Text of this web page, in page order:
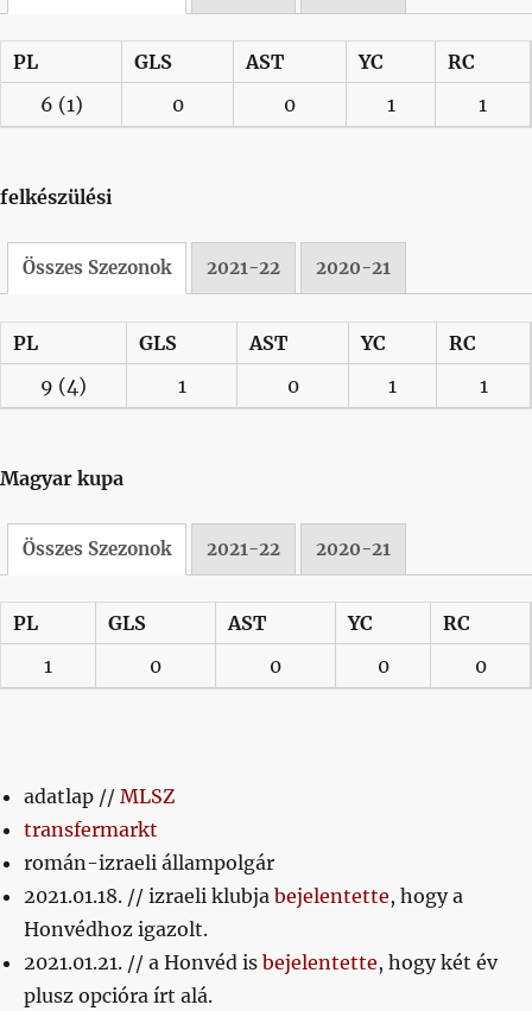
PL GLS AST YC
RC
6 (1) 0 0 1 1
felkészülési
Összes Szezonok 2021-22 2020-21
PL GLS AST YC
RC
9 (4) 1 0 1 1
Magyar kupa
Összes Szezonok 2021-22 2020-21
PL GLS AST YC
RC
1
0 0 0 0
adatlap // MLSZ
transfermarkt
román-izraeli állampolgár
2021.01.18. // izraeli klubja bejelentette, hogy a
Honvédhoz igazolt.
2021.01.21. // a Honvéd is bejelentette, hogy két év
plusz opcióra írt alá.